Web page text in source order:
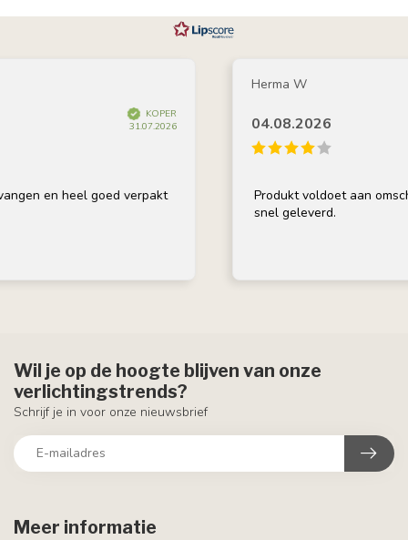
KOPER
31.07.2026
heel goed verpakt
Herma W
04.08.2026
Produkt voldoet aan
snel geleverd.
Meer informatie
Wil je op de hoogte blijven van onze
verlichtingstrends?
Schrijf je in voor onze nieuwsbrief